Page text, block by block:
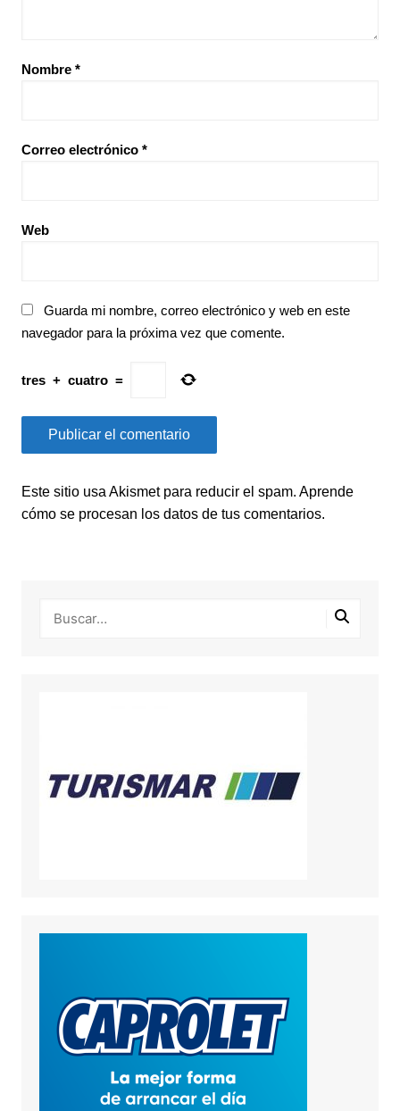
Nombre *
Correo electrónico *
Web
Guarda mi nombre, correo electrónico y web en este
navegador para la próxima vez que comente.
tres + cuatro =
Este sitio usa Akismet para reducir el spam. Aprende
cómo se procesan los datos de tus comentarios.